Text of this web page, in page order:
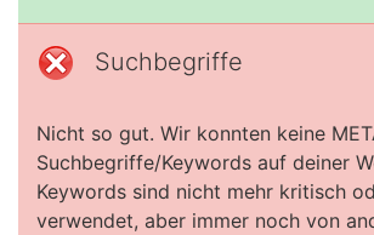
Suchbegriffe
Nicht so gut. Wir konnten keine
Suchbegriffe/Keywords auf deiner
Keywords sind nicht mehr kritisch
verwendet, aber immer noch von